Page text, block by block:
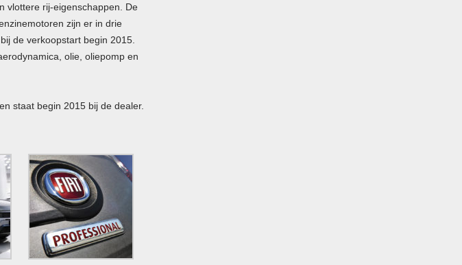
vlottere rij-eigenschappen. De
zijn er in drie
de verkoopstart begin 2015.
olie, oliepomp en
staat begin 2015 bij de dealer.